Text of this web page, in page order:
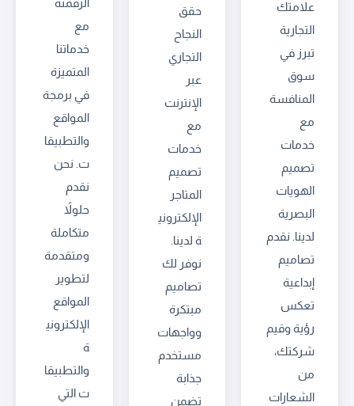
علامتك
التجارية
تبرز في
سوق
المنافسة
مع
خدمات
تصميم
الهويات
البصرية
لدينا. نقدم
تصاميم
إبداعية
تعكس
رؤية وقيم
شركتك،
من
الشعارات
حقق
النجاح
التجاري
عبر
الإنترنت
مع
خدمات
تصميم
المتاجر
الإلكتروني
ة لدينا.
نوفر لك
تصاميم
مبتكرة
وواجهات
مستخدم
جذابة
تضمن
الرقمنة
مع
خدماتنا
المتميزة
في برمجة
المواقع
والتطبيقا
ت. نحن
نقدم
حلولاً
متكاملة
ومتقدمة
لتطوير
المواقع
الإلكتروني
ة
والتطبيقا
ت التي